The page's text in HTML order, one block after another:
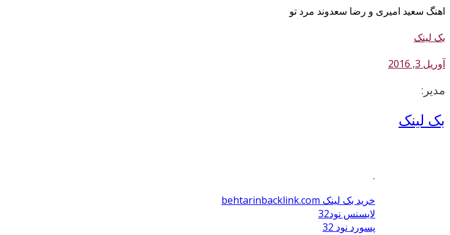
اهنگ سعید امیری و رضا سعدوند مرد تو
بک لینک
آوریل 3, 2016
مدیر:
بک لینک
.
خرید بک لینک behtarinbacklink.com
لایسنس نود32
پسورد نود 32